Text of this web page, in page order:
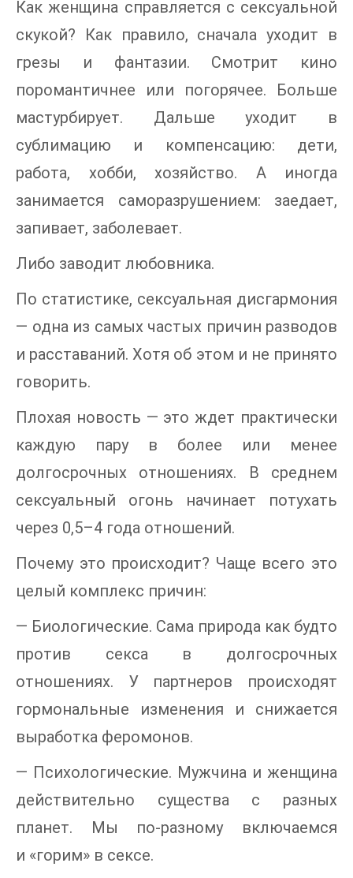
Как женщина справляется с сексуальной
скукой? Как правило, сначала уходит в
грезы и фантазии. Смотрит кино
поромантичнее или погорячее. Больше
мастурбирует. Дальше уходит в
сублимацию и компенсацию: дети,
работа, хобби, хозяйство. А иногда
занимается саморазрушением: заедает,
запивает, заболевает.
Либо заводит любовника.
По статистике, сексуальная дисгармония
— одна из самых частых причин разводов
и расставаний. Хотя об этом и не принято
говорить.
Плохая новость — это ждет практически
каждую пару в более или менее
долгосрочных отношениях. В среднем
сексуальный огонь начинает потухать
через 0,5–4 года отношений.
Почему это происходит? Чаще всего это
целый комплекс причин:
— Биологические. Сама природа как будто
против секса в долгосрочных
отношениях. У партнеров происходят
гормональные изменения и снижается
выработка феромонов.
— Психологические. Мужчина и женщина
действительно существа с разных
планет. Мы по-разному включаемся
и «горим» в сексе.